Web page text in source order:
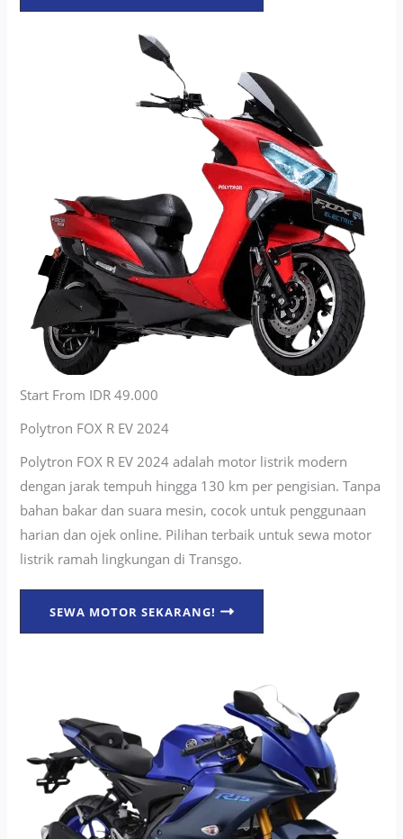
Start From IDR 49.000
Polytron FOX R EV 2024
Polytron FOX R EV 2024 adalah motor listrik modern
dengan jarak tempuh hingga 130 km per pengisian. Tanpa
bahan bakar dan suara mesin, cocok untuk penggunaan
harian dan ojek online. Pilihan terbaik untuk sewa motor
listrik ramah lingkungan di Transgo.
SEWA MOTOR SEKARANG!